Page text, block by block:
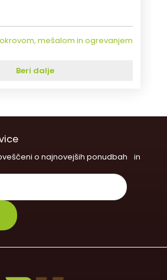
mešalom in ogrevanjem
Beri dalje
o najnovejših ponudbah in